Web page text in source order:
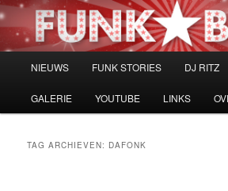
Spring
naar
Spring
naar
NIEUWS FUNK STORIES DJ RITZ
GALERIE YOUTUBE LINKS
TAG ARCHIEVEN: DAFONK